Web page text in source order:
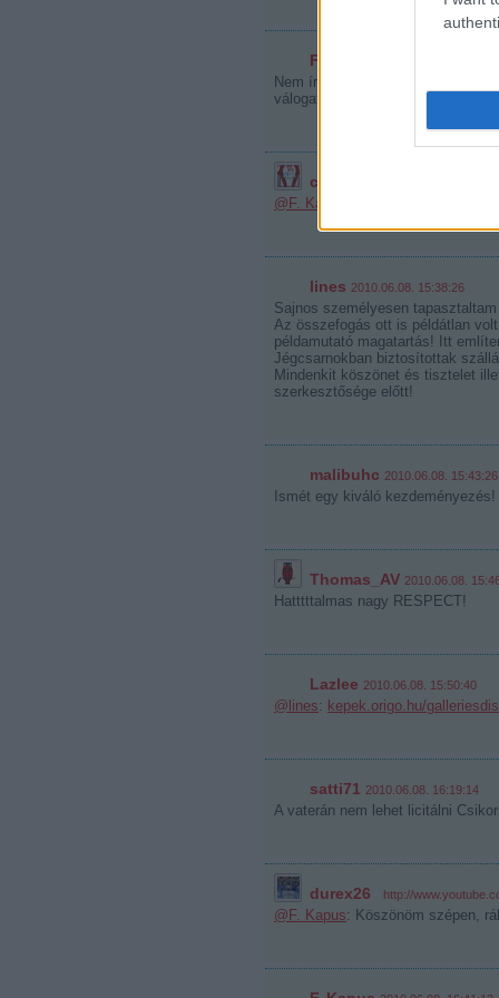
F. Kapus
Nem írok majd mindig minden
válogatott mezzel bővült a mezőny.
csatoimi
@F. Kapus
lines 2010.06.08. 15:38:26
Sajnos személyesen
Az összefogás ott is példátlan
példamutató magatartás! Itt
Jégcsarnokban biztosítottak
Mindenkit köszönet és tisztelet
szerkesztősége előtt!
malibuhc 2010.06.08. 15:43:26
Ismét egy kiváló
Thomas_AV 2010.06.08.
Hatttttalmas nagy RESPECT!
Lazlee 2010.06.08. 15:50:40
@lines: kepek.origo.hu/
satti71 2010.06.08. 16:19:14
A vaterán nem lehet licitálni
durex26 http://
@F. Kapus: Köszönöm szépen,